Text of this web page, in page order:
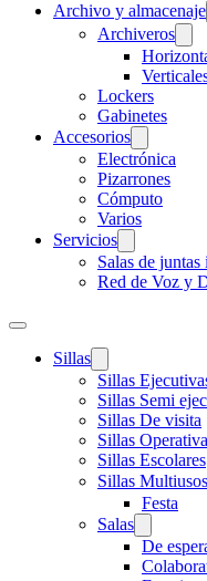
Archivo y almacenaje
Archiveros
Lockers
Gabinetes
Accesorios
Electrónica
Pizarrones
Cómputo
Varios
Servicios
Salas de
Red de Voz y
Sillas
Sillas
Sillas Semi
Sillas De visita
Sillas
Sillas Escolares
Sillas Multiusos
Festa
Salas
De